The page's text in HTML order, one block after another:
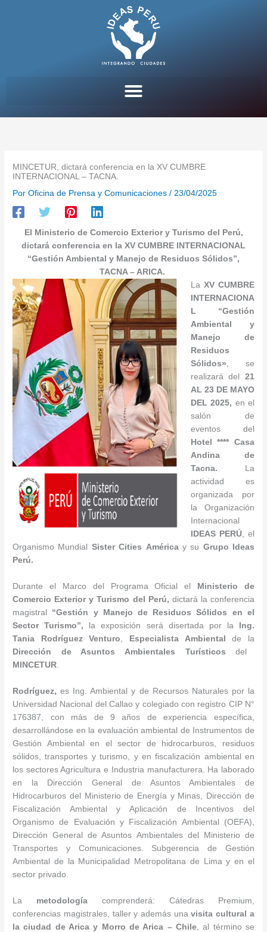
MINCETUR, dictará conferencia en la XV CUMBRE
INTERNACIONAL – TACNA.
PorOficina de Prensa y Comunicaciones/23/04/2025
El Ministerio de Comercio Exterior y Turismo del Perú,
dictará conferencia en la XV CUMBRE INTERNACIONAL
“Gestión Ambiental y Manejo de Residuos Sólidos”,
TACNA – ARICA.
La XV CUMBRE
INTERNACIONA
L “Gestión
Ambiental y
Manejo de
Residuos
Sólidos», se
realizará del 21
AL 23 DE MAYO
DEL 2025, en el
salón de
eventos del
Hotel **** Casa
Andina de
Tacna.
La
actividad es
organizada por
la Organización
Internacional
IDEAS
PERÚ, el
Organismo Mundial Sister Cities Américay su Grupo Ideas
Perú.
Durante el Marco del Programa Oficial el
Ministerio de
Comercio Exterior y Turismo del Perú, dictará la conferencia
magistral “Gestión y Manejo de Residuos Sólidos en el
Sector Turismo”, la exposición será disertada por la
Ing.
Tania Rodríguez Venturo
Especialista Ambiental
de la
Dirección de Asuntos Ambientales Turísticosdel
MINCETUR
Rodríguez, es Ing. Ambiental y de Recursos Naturales por la
Universidad Nacional del Callao y colegiado con registro CIP N°
176387, con más de 9 años de experiencia específica,
desarrollándose en la evaluación ambiental de Instrumentos de
Gestión Ambiental en el sector de hidrocarburos, residuos
sólidos, transportes y turismo, y en fiscalización ambiental en
los sectores Agricultura e Industria manufacturera. Ha laborado
en la Dirección General de Asuntos Ambientales de
Hidrocarburos del Ministerio de Energía y Minas, Dirección de
Fiscalización Ambiental y Aplicación de Incentivos del
Organismo de Evaluación y Fiscalización Ambiental (OEFA),
Dirección General de Asuntos Ambientales del Ministerio de
Transportes y Comunicaciones. Subgerencia de Gestión
Ambiental de la Municipalidad Metropolitana de Lima y en el
sector privado.
La metodología comprenderá: Cátedras Premium,
conferencias magistrales, taller y además unavisita cultural a
la ciudad de Arica y Morro de Arica – Chile, al término se